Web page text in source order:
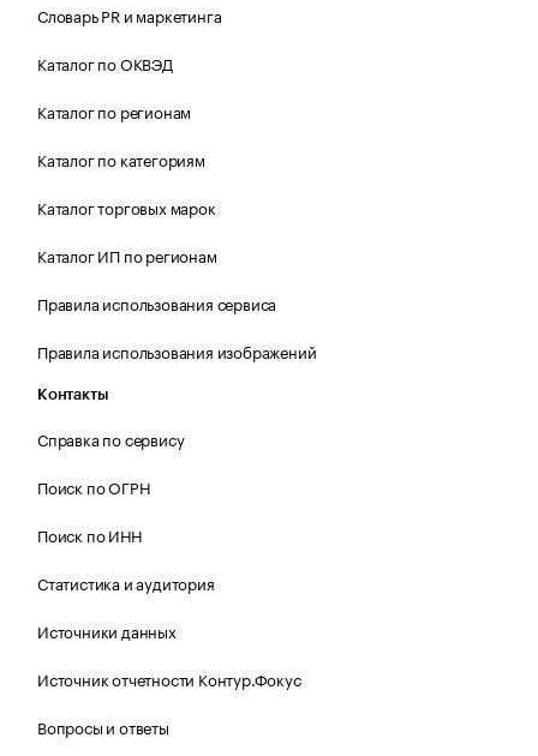
Словарь PR и маркетинга
Каталог по ОКВЭД
Каталог по регионам
Каталог по категориям
Каталог торговых марок
Каталог ИП по регионам
Правила использования сервиса
Правила использования изображений
Контакты
Справка по сервису
Поиск по ОГРН
Поиск по ИНН
Статистика и аудитория
Источники данных
Источник отчетности Контур.Фокус
Вопросы и ответы